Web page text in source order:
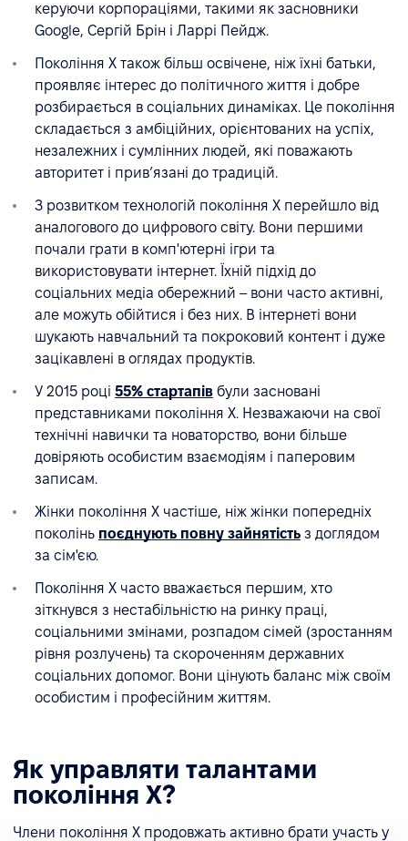
керуючи корпораціями, такими як засновники
Google, Сергій Брін і Ларрі Пейдж.
Покоління X також більш освічене, ніж їхні батьки,
проявляє інтерес до політичного життя і добре
розбирається в соціальних динаміках. Це покоління
складається з амбіційних, орієнтованих на успіх,
незалежних і сумлінних людей, які поважають
авторитет і прив’язані до традицій.
З розвитком технологій покоління X перейшло від
аналогового до цифрового світу. Вони першими
почали грати в комп'ютерні ігри та
використовувати інтернет. Їхній підхід до
соціальних медіа обережний – вони часто активні,
але можуть обійтися і без них. В інтернеті вони
шукають навчальний та покроковий контент і дуже
зацікавлені в оглядах продуктів.
У 2015 році 55% стартапів були засновані
представниками покоління X. Незважаючи на свої
технічні навички та новаторство, вони більше
довіряють особистим взаємодіям і паперовим
записам.
Жінки покоління X частіше, ніж жінки попередніх
поколінь поєднують повну зайнятість з доглядом
за сім'єю.
Покоління X часто вважається першим, хто
зіткнувся з нестабільністю на ринку праці,
соціальними змінами, розпадом сімей (зростанням
рівня розлучень) та скороченням державних
соціальних допомог. Вони цінують баланс між своїм
особистим і професійним життям.
Як управляти талантами
покоління X?
Члени покоління X продовжать активно брати участь у